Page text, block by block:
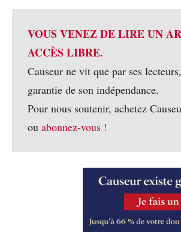
VOUS VENEZ DE LIRE UN
ACCÈS LIBRE.
Causeur ne vit que par ses
garantie de son indépendance.
Pour nous soutenir, achetez
ou abonnez-vous !